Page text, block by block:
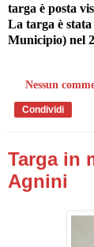
targa è posta
La targa è
Municipio) nel
Nessun
Condividi
Targa in
Agnini